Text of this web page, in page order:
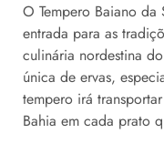
O Tempero Baiano
entrada para as
culinária nordestina
única de ervas,
tempero irá
Bahia em cada prato